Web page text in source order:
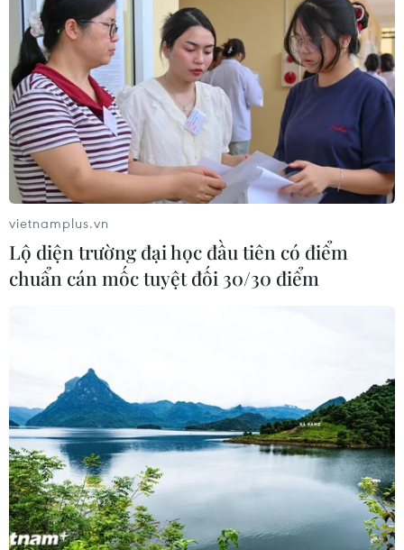
#thuế giá trị gia tăng
#thuế thu nhập cá nhân
Theo dõi VietnamPlus
TIN LIÊN QUAN
vietnamplus.vn
Lộ diện trường đại học đầu tiên có điểm
chuẩn cán mốc tuyệt đối 30/30 điểm